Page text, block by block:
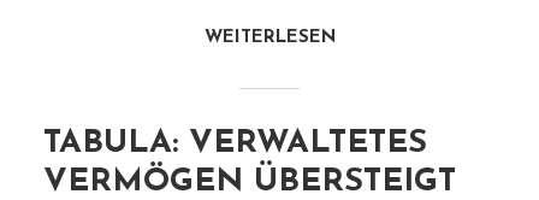
WEITERLESEN
TABULA: VERWALTETES
VERMÖGEN ÜBERSTEIGT